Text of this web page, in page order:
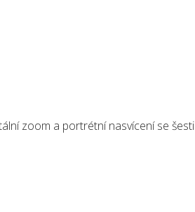
zoom a portrétní nasvícení se šesti